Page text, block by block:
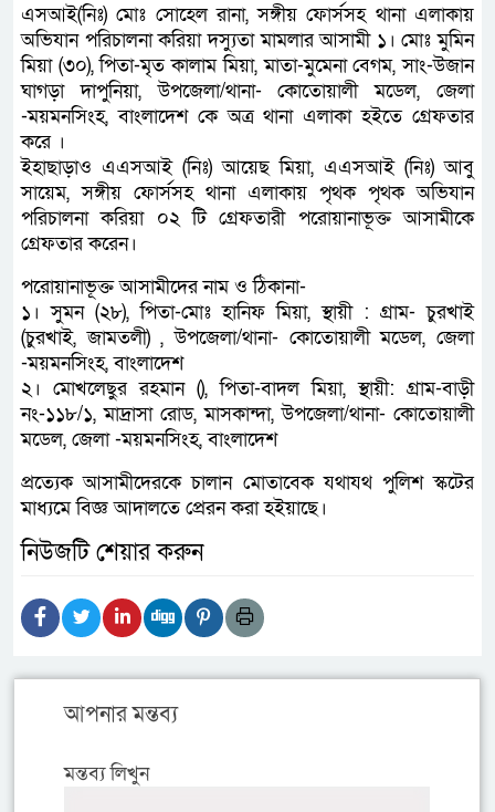
এসআই(নিঃ) মোঃ সোহেল রানা, সঙ্গীয় ফোর্সসহ থানা এলাকায়
অভিযান পরিচালনা করিয়া দস্যুতা মামলার আসামী ১। মোঃ মুমিন
মিয়া (৩০), পিতা-মৃত কালাম মিয়া, মাতা-মুমেনা বেগম, সাং-উজান
ঘাগড়া দাপুনিয়া, উপজেলা/থানা- কোতোয়ালী মডেল, জেলা
-ময়মনসিংহ, বাংলাদেশ কে অত্র থানা এলাকা হইতে গ্রেফতার
করে ।
ইহাছাড়াও এএসআই (নিঃ) আয়েছ মিয়া, এএসআই (নিঃ) আবু
সায়েম, সঙ্গীয় ফোর্সসহ থানা এলাকায় পৃথক পৃথক অভিযান
পরিচালনা করিয়া ০২ টি গ্রেফতারী পরোয়ানাভূক্ত আসামীকে
গ্রেফতার করেন।
পরোয়ানাভূক্ত আসামীদের নাম ও ঠিকানা-
১। সুমন (২৮), পিতা-মোঃ হানিফ মিয়া, স্থায়ী : গ্রাম- চুরখাই
(চুরখাই, জামতলী) , উপজেলা/থানা- কোতোয়ালী মডেল, জেলা
-ময়মনসিংহ, বাংলাদেশ
২। মোখলেছুর রহমান (), পিতা-বাদল মিয়া, স্থায়ী: গ্রাম-বাড়ী
নং-১১৮/১, মাদ্রাসা রোড, মাসকান্দা, উপজেলা/থানা- কোতোয়ালী
মডেল, জেলা -ময়মনসিংহ, বাংলাদেশ
প্রত্যেক আসামীদেরকে চালান মোতাবেক যথাযথ পুলিশ স্কটের
মাধ্যমে বিজ্ঞ আদালতে প্রেরন করা হইয়াছে।
নিউজটি শেয়ার করুন
আপনার মন্তব্য
মন্তব্য লিখুন